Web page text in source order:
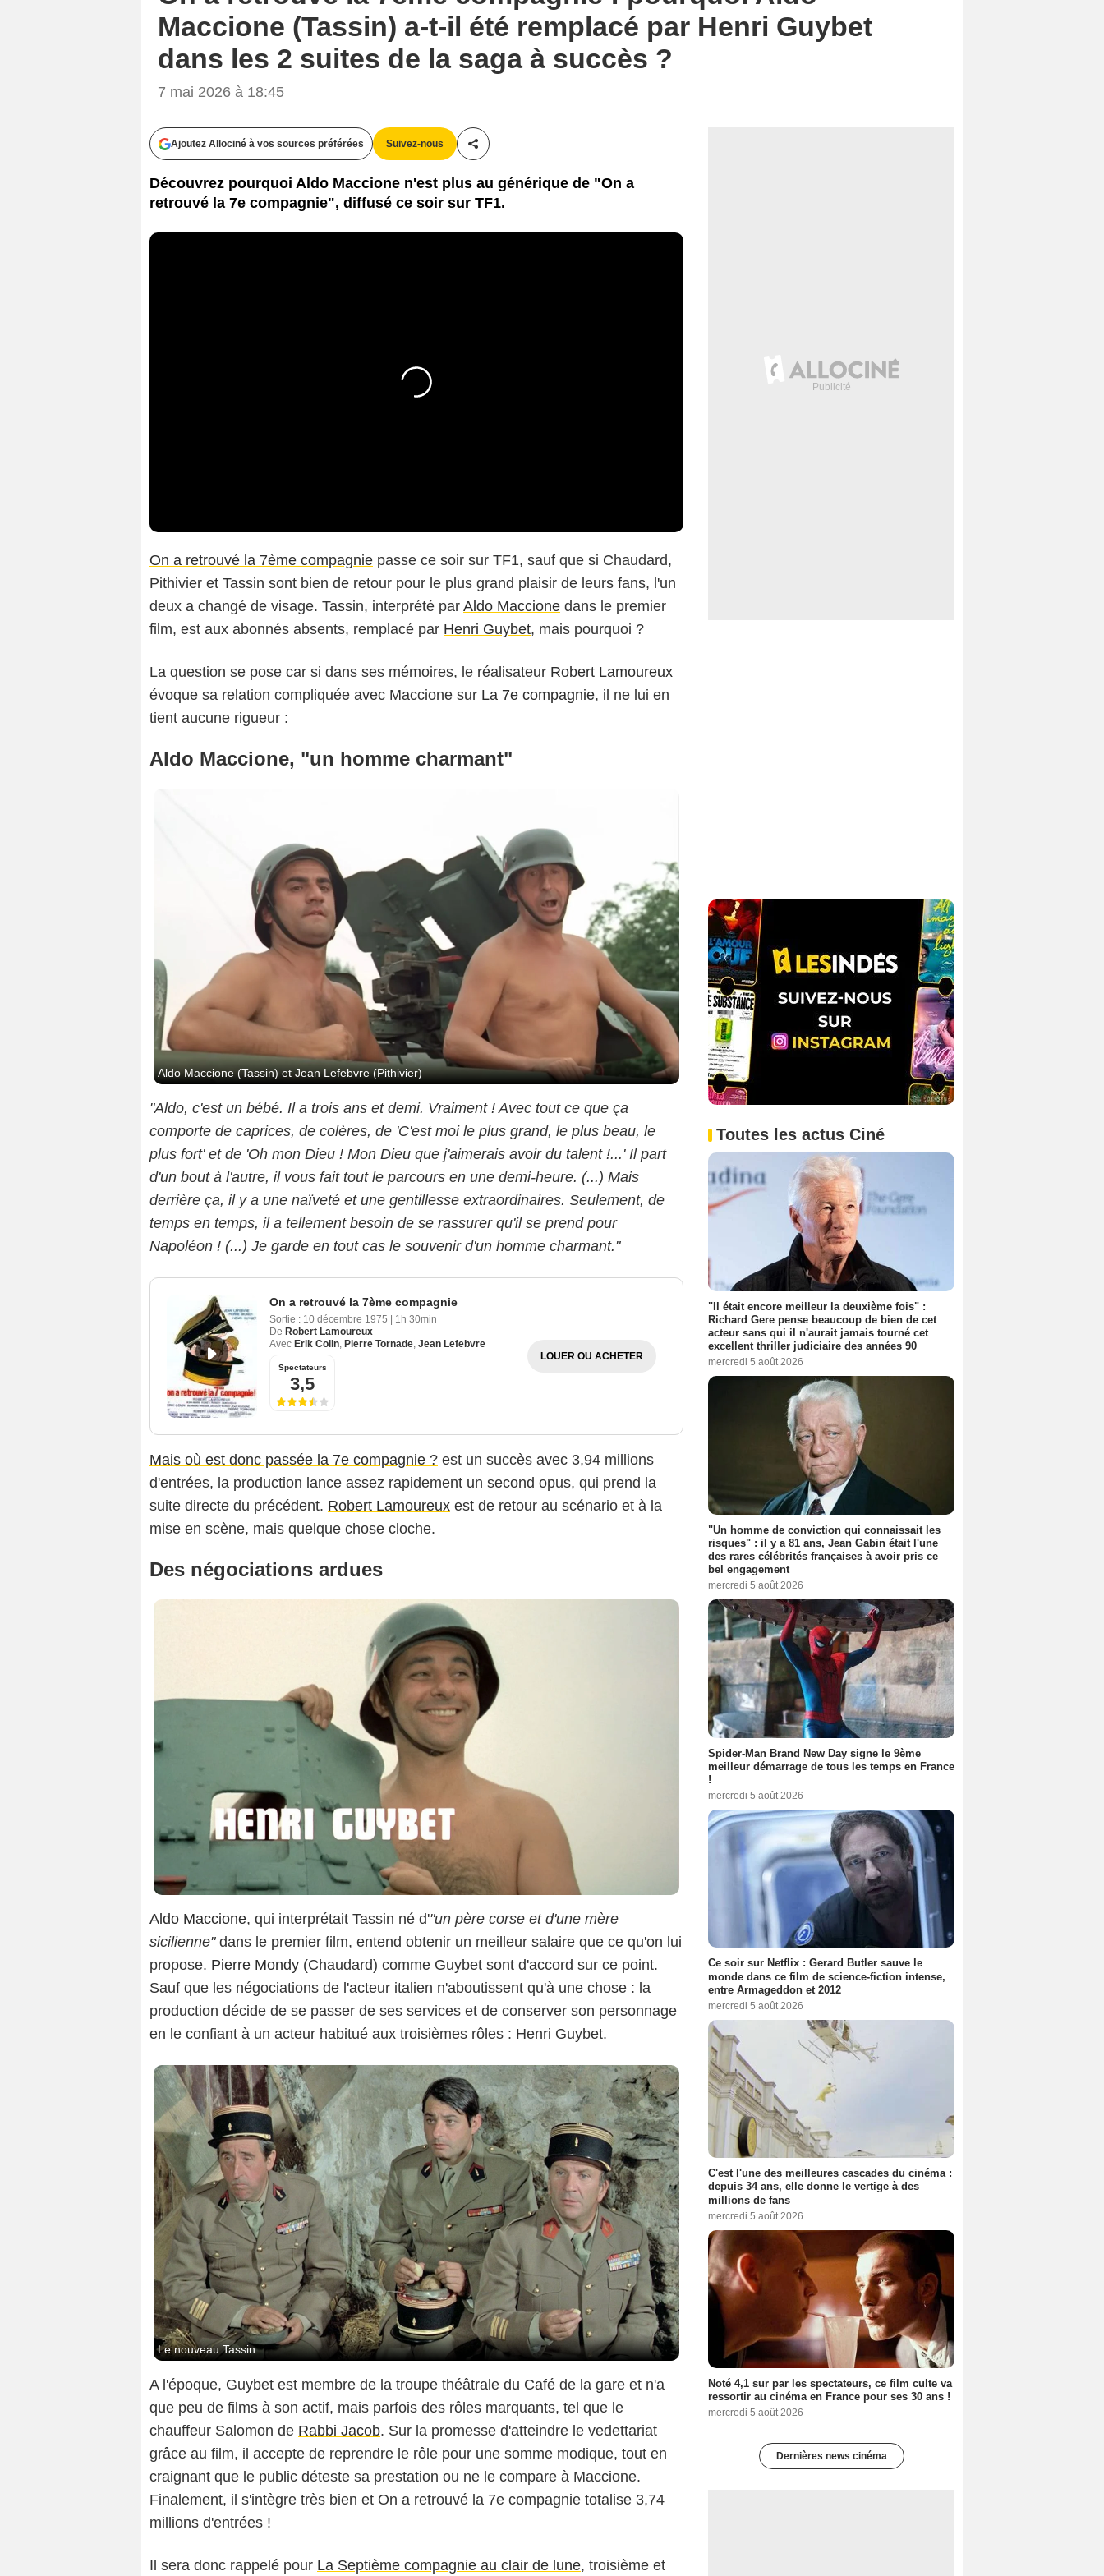
Maccione (Tassin) a-t-il été remplacé par Henri Guybet
dans les 2 suites de la saga à succès ?
7 mai 2026 à 18:45
Ajoutez Allociné à vos sources préférées Suivez-nous
Partager cet article
Découvrez pourquoi Aldo Maccione n'est plus au générique de "On a
retrouvé la 7e compagnie", diffusé ce soir sur TF1.
On a retrouvé la 7ème compagnie passe ce soir sur TF1, sauf que si Chaudard,
Pithivier et Tassin sont bien de retour pour le plus grand plaisir de leurs fans, l'un
deux a changé de visage. Tassin, interprété par Aldo Maccione dans le premier
film, est aux abonnés absents, remplacé par Henri Guybet, mais pourquoi ?
La question se pose car si dans ses mémoires, le réalisateur Robert Lamoureux
évoque sa relation compliquée avec Maccione sur La 7e compagnie, il ne lui en
tient aucune rigueur :
Aldo Maccione, "un homme charmant"
Aldo Maccione (Tassin) et Jean Lefebvre (Pithivier)
"Aldo, c'est un bébé. Il a trois ans et demi. Vraiment ! Avec tout ce que ça
comporte de caprices, de colères, de 'C'est moi le plus grand, le plus beau, le
plus fort' et de 'Oh mon Dieu ! Mon Dieu que j'aimerais avoir du talent !...' Il part
d'un bout à l'autre, il vous fait tout le parcours en une demi-heure. (...) Mais
derrière ça, il y a une naïveté et une gentillesse extraordinaires. Seulement, de
temps en temps, il a tellement besoin de se rassurer qu'il se prend pour
Napoléon ! (...) Je garde en tout cas le souvenir d'un homme charmant."
On a retrouvé la 7ème compagnie
Sortie : 10 décembre 1975
1h 30min
De Robert Lamoureux
Avec Erik Colin, Pierre Tornade, Jean Lefebvre
Spectateurs
3,5
LOUER OU ACHETER
Mais où est donc passée la 7e compagnie ? est un succès avec 3,94 millions
d'entrées, la production lance assez rapidement un second opus, qui prend la
suite directe du précédent. Robert Lamoureux est de retour au scénario et à la
mise en scène, mais quelque chose cloche.
Des négociations ardues
Gaumont Distribution
Aldo Maccione, qui interprétait Tassin né d'"un père corse et d'une mère
sicilienne"dans le premier film, entend obtenir un meilleur salaire que ce qu'on lui
propose. Pierre Mondy (Chaudard) comme Guybet sont d'accord sur ce point.
Sauf que les négociations de l'acteur italien n'aboutissent qu'à une chose : la
production décide de se passer de ses services et de conserver son personnage
en le confiant à un acteur habitué aux troisièmes rôles : Henri Guybet.
Gaumont Distribution
Le nouveau Tassin
A l'époque, Guybet est membre de la troupe théâtrale du Café de la gare et n'a
que peu de films à son actif, mais parfois des rôles marquants, tel que le
chauffeur Salomon de Rabbi Jacob. Sur la promesse d'atteindre le vedettariat
grâce au film, il accepte de reprendre le rôle pour une somme modique, tout en
craignant que le public déteste sa prestation ou ne le compare à Maccione.
Finalement, il s'intègre très bien et On a retrouvé la 7e compagnie totalise 3,74
millions d'entrées !
Il sera donc rappelé pour La Septième compagnie au clair de lune, troisième et
Toutes les actus Ciné
"Il était encore meilleur la deuxième fois" :
Richard Gere pense beaucoup de bien de cet
acteur sans qui il n'aurait jamais tourné cet
excellent thriller judiciaire des années 90
mercredi 5 août 2026
"Un homme de conviction qui connaissait les
risques" : il y a 81 ans, Jean Gabin était l'une
des rares célébrités françaises à avoir pris ce
bel engagement
mercredi 5 août 2026
Spider-Man Brand New Day signe le 9ème
meilleur démarrage de tous les temps en France
!
mercredi 5 août 2026
Ce soir sur Netflix : Gerard Butler sauve le
monde dans ce film de science-fiction intense,
entre Armageddon et 2012
mercredi 5 août 2026
C'est l'une des meilleures cascades du cinéma :
depuis 34 ans, elle donne le vertige à des
millions de fans
mercredi 5 août 2026
Noté 4,1 sur par les spectateurs, ce film culte va
ressortir au cinéma en France pour ses 30 ans !
mercredi 5 août 2026
Dernières news cinéma